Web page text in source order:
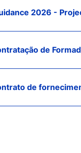
2026 -
de
de